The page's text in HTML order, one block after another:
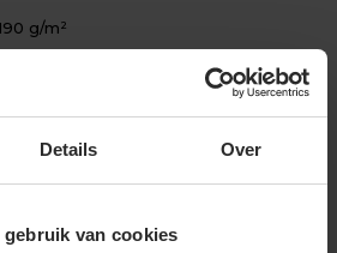
Details Over
gebruik van cookies
g/m²
snit
dunne jersey met satijnen tape
stiksels op mouwen en